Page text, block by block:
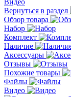
Вернуться в раздел
Обзор товара
Набор
Комплект
Наличие
Аксессуары
Отзывы
Похожие товары
Файлы
Видео